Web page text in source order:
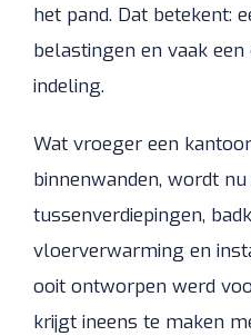
het pand. Dat betekent:
belastingen en vaak
indeling.
Wat vroeger een
binnenwanden, wordt
tussenverdiepingen,
vloerverwarming en
ooit ontworpen werd
krijgt ineens te maken